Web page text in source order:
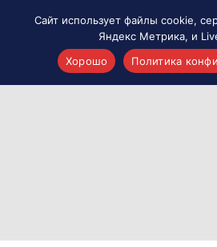
Новости России
Сайт использует файлы cookie,
Яндекс Метрика, и
Хорошо
Политика